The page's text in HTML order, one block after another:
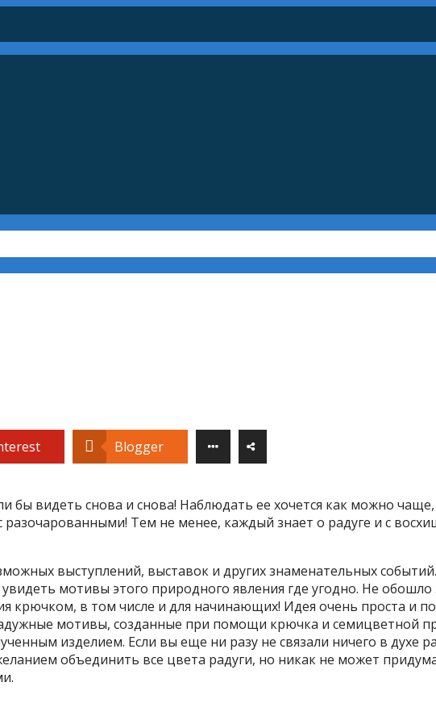
Blogger
видеть снова и снова! Наблюдать ее хочется как можно
разочарованными! Тем не менее, каждый знает о радуге и с
выступлений, выставок и других знаменательных
мотивы этого природного явления где угодно. Не
крючком, в том числе и для начинающих! Идея очень проста и
мотивы, созданные при помощи крючка и семицветной
изделием. Если вы еще ни разу не связали ничего в духе
объединить все цвета радуги, но никак не может